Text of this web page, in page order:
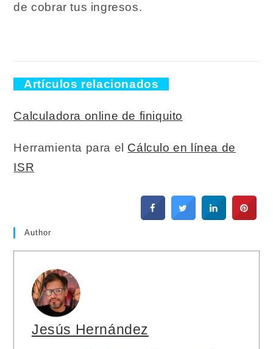
de cobrar tus ingresos.
Artículos relacionados
Calculadora online de finiquito
Herramienta para el Cálculo en línea de
ISR
Author
Jesús Hernández